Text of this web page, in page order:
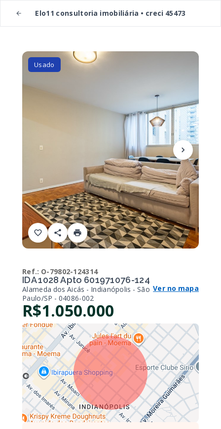
Elo11 consultoria imobiliária • creci 45473
Usado
Ref.: O-79802-124314
IDA 1028 Apto 601971076-124
Alameda dos Aicás - Indianópolis - São
Paulo/SP - 04086-002
Ver no mapa
R$1.050.000